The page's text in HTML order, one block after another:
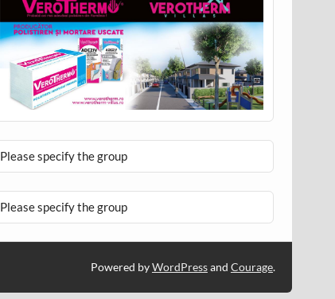
Please specify the group
Please specify the group
Powered byWordPressand Courage.